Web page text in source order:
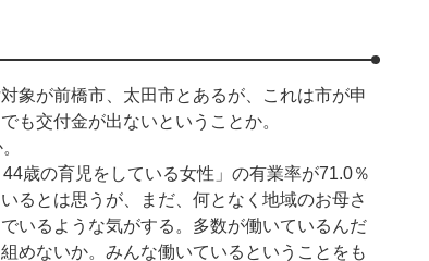
象が前橋市、太田市とあるが、これは市が申
も交付金が出ないということか。
歳の育児をしている女性」の有業率が71.0％
るとは思うが、まだ、何となく地域のお母さ
いるような気がする。多数が働いているんだ
めないか。みんな働いているということをも